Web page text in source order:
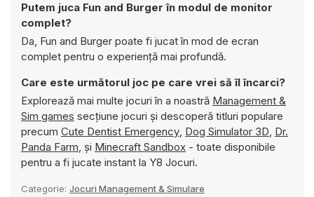
Putem juca Fun and Burger în modul de monitor
complet?
Da, Fun and Burger poate fi jucat în mod de ecran
complet pentru o experiență mai profundă.
Care este următorul joc pe care vrei să îl încarci?
Explorează mai multe jocuri în a noastră Management &
Sim games secțiune jocuri și descoperă titluri populare
precum Cute Dentist Emergency, Dog Simulator 3D, Dr.
Panda Farm, și Minecraft Sandbox - toate disponibile
pentru a fi jucate instant la Y8 Jocuri.
Categorie: Jocuri Management & Simulare